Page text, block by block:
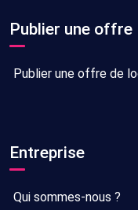
Publier une offre
Publier une offre de
Entreprise
Qui sommes-nous ?